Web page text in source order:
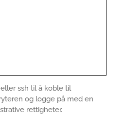
ssh til å koble til
og logge på med en
rettigheter.